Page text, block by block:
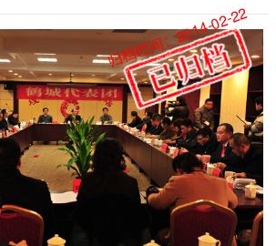
归档时间：2014-02-22